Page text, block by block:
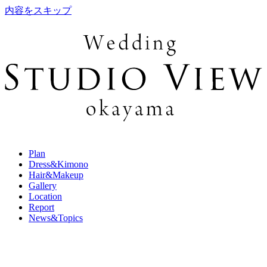
内容をスキップ
Plan
Dress&Kimono
Hair&Makeup
Gallery
Location
Report
News&Topics